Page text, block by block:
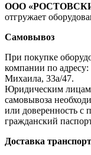
ООО
отгружает
Самовывоз
При покупке
компании по
Михаила, 33а/47.
Юридическим лицам
самовывоза
или доверенность с
гражданский
Доставка